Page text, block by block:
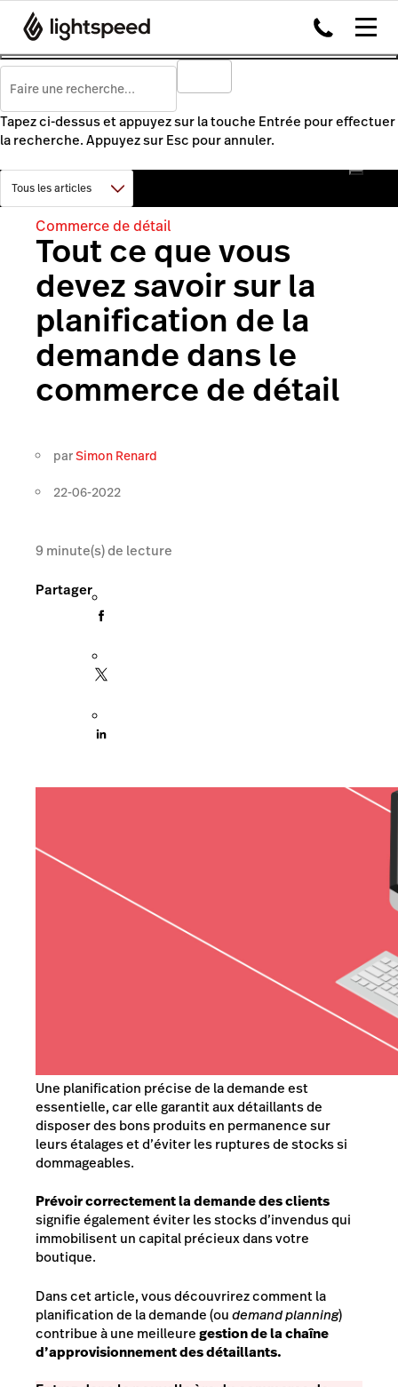
Tapez ci-dessus et appuyez sur la touche Entrée pour effectuer
la recherche. Appuyez sur Esc pour annuler.
Commerce de détail
Tout ce que vous
devez savoir sur la
planification de la
demande dans le
commerce de détail
parSimon Renard
22-06-2022
9 minute(s) de lecture
Partager
Une planification précise de la demande est
essentielle, car elle garantit aux détaillants de
disposer des bons produits en permanence sur
leurs étalages et d’éviter les ruptures de stocks si
dommageables.
Prévoir correctement la demande des clients
signifie également éviter les stocks d’invendus qui
immobilisent un capital précieux dans votre
boutique.
Dans cet article, vous découvrirez comment la
planification de la demande (oudemand planning)
contribue à une meilleuregestion de la chaîne
d’approvisionnement des détaillants.